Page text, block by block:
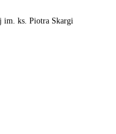
im. ks. Piotra Skargi